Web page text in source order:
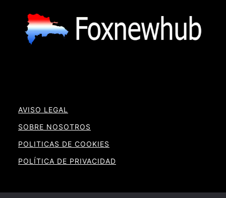
AVISO LEGAL
SOBRE NOSOTROS
POLITICAS DE COOKIES
POLÍTICA DE PRIVACIDAD